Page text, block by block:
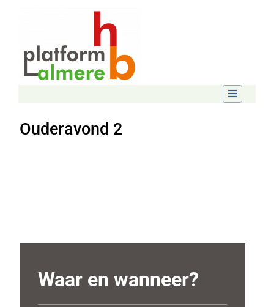
Ouderavond 2
Waar en wanneer?